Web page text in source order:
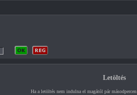
Letöltés
Ha a letöltés nem indulna el magától pár